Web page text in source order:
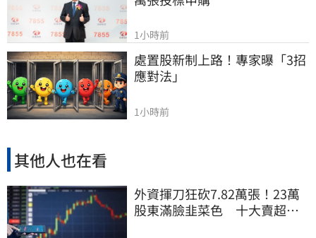
1小時前
處置股新制上路！專家曝「3招
應對法」
1小時前
其他人也在看
外資揮刀狂砍7.82萬張！23萬
股東滿臉韭菜色 十大賣超個